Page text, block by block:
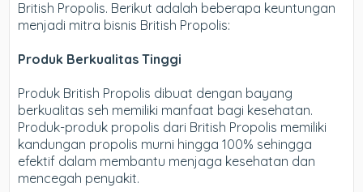
British Propolis. Berikut adalah beberapa keuntungan
menjadi mitra bisnis British Propolis:
Produk Berkualitas Tinggi
Produk British Propolis dibuat dengan bayang
berkualitas seh memiliki manfaat bagi kesehatan.
Produk-produk propolis dari British Propolis memiliki
kandungan propolis murni hingga 100% sehingga
efektif dalam membantu menjaga kesehatan dan
mencegah penyakit.